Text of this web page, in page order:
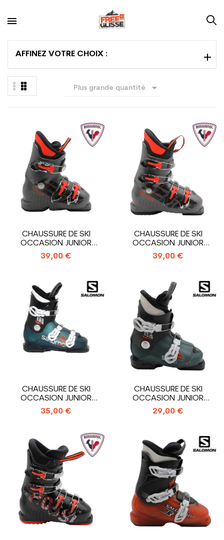
AFFINEZ VOTRE CHOIX :
Plus grande quantité 
CHAUSSURE DE SKI
OCCASION JUNIOR
ROSSIGNOL HERO J3_3...
39,00 €
CHAUSSURE DE SKI
OCCASION JUNIOR
ROSSIGNOL HERO J4_4...
39,00 €
CHAUSSURE DE SKI
OCCASION JUNIOR
SALOMON T3 RT_3...
35,00 €
CHAUSSURE DE SKI
OCCASION JUNIOR
SALOMON T2 RT_2...
29,00 €